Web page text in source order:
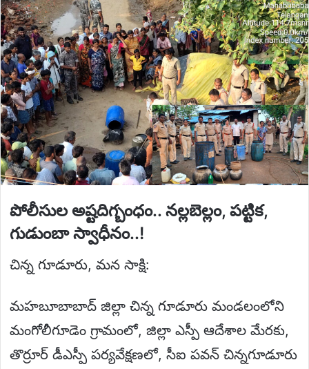
email
పోలీసుల అష్టదిగ్బంధం.. నల్లబెల్లం, పట్టిక,
గుడుంబా స్వాధీనం..!
చిన్న గూడూరు, మన సాక్షి:
మహబూబాబాద్ జిల్లా చిన్న గూడూరు మండలంలోని
మంగోలీగూడెం గ్రామంలో, జిల్లా ఎస్పీ ఆదేశాల మేరకు,
తొర్రూర్ డీఎస్పీ పర్యవేక్షణలో, సీఐ పవన్ చిన్నగూడూరు